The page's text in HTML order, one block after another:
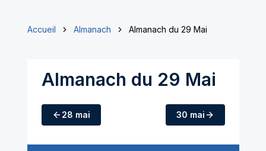
Accueil Almanach Almanach du 29 Mai
Almanach du 29 Mai
28 mai 30 mai